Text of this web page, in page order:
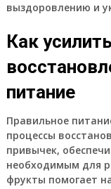
выздоровлению и
Как
питание
Правильное
процессы
привычек,
необходимым для
фрукты помогает